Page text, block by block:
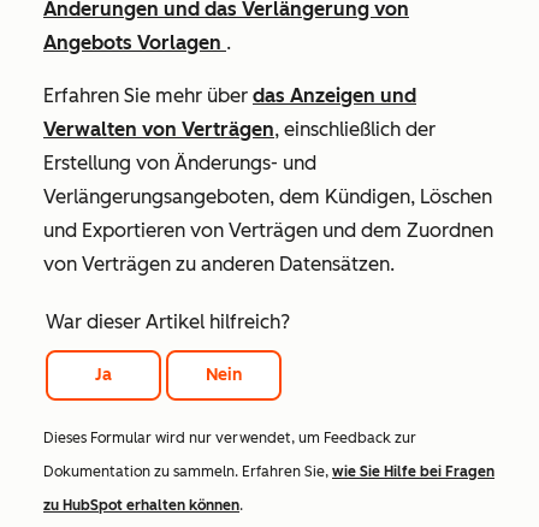
Änderungen und das Verlängerung von
Angebots Vorlagen .
Erfahren Sie mehr über das Anzeigen und
Verwalten von Verträgen, einschließlich der
Erstellung von Änderungs- und
Verlängerungsangeboten, dem Kündigen, Löschen
und Exportieren von Verträgen und dem Zuordnen
von Verträgen zu anderen Datensätzen.
War dieser Artikel hilfreich?
Ja Nein
Dieses Formular wird nur verwendet, um Feedback zur
Dokumentation zu sammeln. Erfahren Sie, wie Sie Hilfe bei Fragen
zu HubSpot erhalten können.